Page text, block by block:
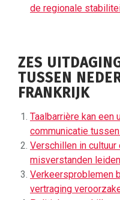
de regionale
ZES
TUSSEN
FRANKRIJK
Taalbarrière kan een
communicatie
Verschillen in
misverstanden
Verkeersproblemen
vertraging